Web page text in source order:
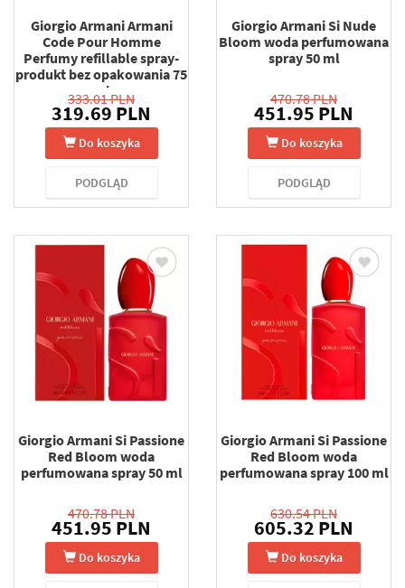
Giorgio Armani Armani
Code Pour Homme
Perfumy refillable spray-
produkt bez opakowania 75
ml
333.01 PLN
319.69 PLN
Do koszyka
PODGLĄD
Giorgio Armani Si Nude
Bloom woda perfumowana
spray 50 ml
470.78 PLN
451.95 PLN
Do koszyka
PODGLĄD
Giorgio Armani Si Passione
Red Bloom woda
perfumowana spray 50 ml
470.78 PLN
451.95 PLN
Do koszyka
Giorgio Armani Si Passione
Red Bloom woda
perfumowana spray 100 ml
630.54 PLN
605.32 PLN
Do koszyka